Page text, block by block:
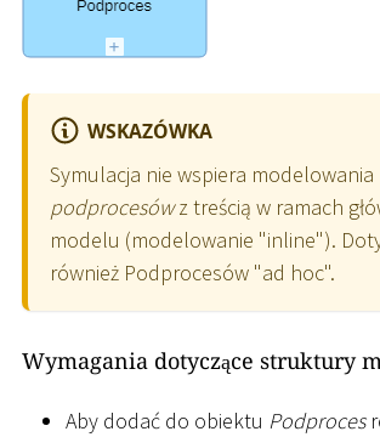
WSKAZÓWKA
Symulacja nie wspiera modelowania
podprocesówz treścią w ramach
modelu (modelowanie "inline").
również Podprocesów "ad hoc".
Wymagania dotyczące struktury
Aby dodać do obiektu Podproces